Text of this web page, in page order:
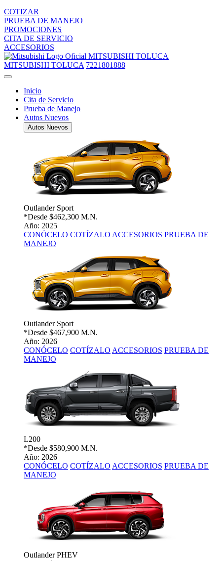
COTIZAR
PRUEBA DE MANEJO
PROMOCIONES
CITA DE SERVICIO
ACCESORIOS
MITSUBISHI TOLUCA
MITSUBISHI TOLUCA 7221801888
Inicio
Cita de Servicio
Prueba de Manejo
Autos Nuevos
Autos Nuevos
Outlander Sport
*Desde $462,300 M.N.
Año: 2025
CONÓCELO COTÍZALO ACCESORIOS PRUEBA DE
MANEJO
Outlander Sport
*Desde $467,900 M.N.
Año: 2026
CONÓCELO COTÍZALO ACCESORIOS PRUEBA DE
MANEJO
L200
*Desde $580,900 M.N.
Año: 2026
CONÓCELO COTÍZALO ACCESORIOS PRUEBA DE
MANEJO
Outlander PHEV